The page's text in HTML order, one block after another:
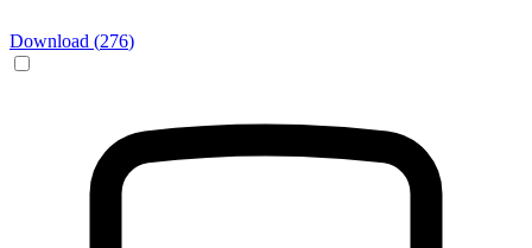
Download (276)